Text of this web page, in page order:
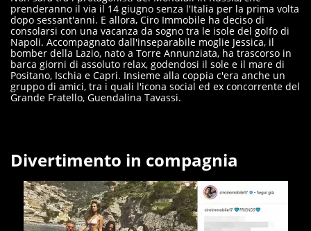
prenderanno il via il 14 giugno senza l'Italia per la prima volta
dopo sessant'anni. E allora, Ciro Immobile ha deciso di
consolarsi con una vacanza da sogno tra le isole del golfo di
Napoli. Accompagnato dall'inseparabile moglie Jessica, il
bomber della Lazio, nato a Torre Annunziata, ha trascorso in
barca giorni di assoluto relax, godendosi il sole e il mare di
Positano, Ischia e Capri. Insieme alla coppia c'era anche un
gruppo di amici, tra i quali l'icona social ed ex concorrente del
Grande Fratello, Guendalina Tavassi.
Divertimento in compagnia